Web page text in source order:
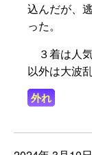
込んだが、
った。
３着は人
以外は大波
外れ